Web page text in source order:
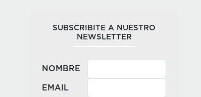
SUBSCRIBITE A NUESTRO
NEWSLETTER
NOMBRE
EMAIL